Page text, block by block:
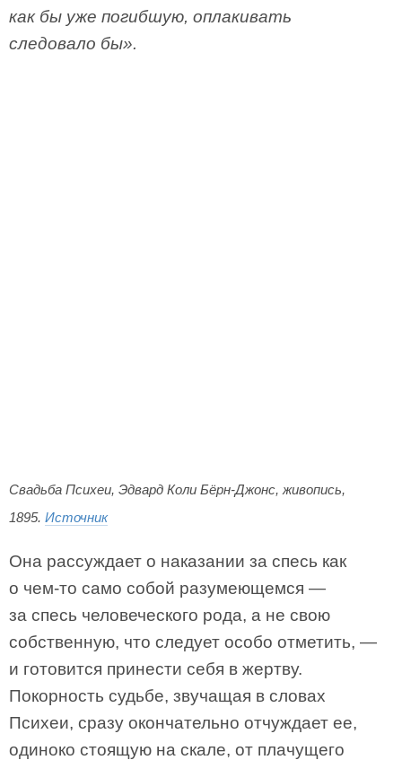
как бы уже погибшую, оплакивать
следовало бы».
Свадьба Психеи, Эдвард Коли Бёрн-Джонс, живопись,
1895. Источник
Она рассуждает о наказании за спесь как
о чем-то само собой разумеющемся —
за спесь человеческого рода, а не свою
собственную, что следует особо отметить, —
и готовится принести себя в жертву.
Покорность судьбе, звучащая в словах
Психеи, сразу окончательно отчуждает ее,
одиноко стоящую на скале, от плачущего